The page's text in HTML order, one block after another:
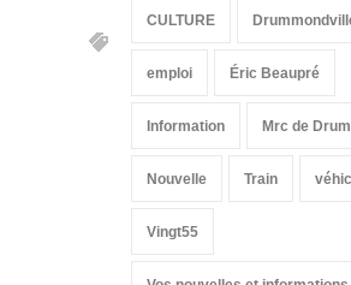
CULTURE Drummondville
emploi Éric Beaupré
Information Mrc de
Nouvelle Train
Vingt55
Vos nouvelles et informations